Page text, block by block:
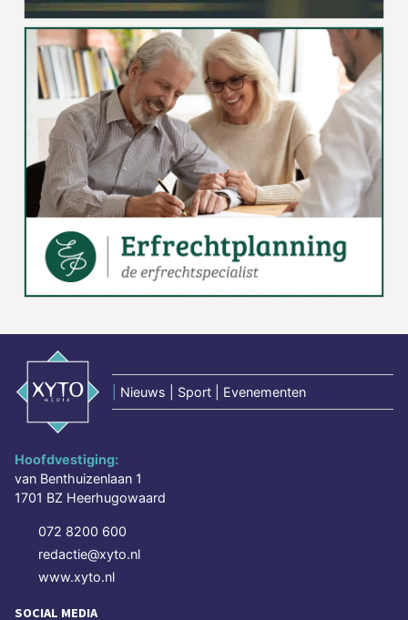
Nieuws | Sport | Evenementen
Hoofdvestiging:
van Benthuizenlaan 1
1701 BZ Heerhugowaard
072 8200 600
redactie@xyto.nl
www.xyto.nl
SOCIAL MEDIA